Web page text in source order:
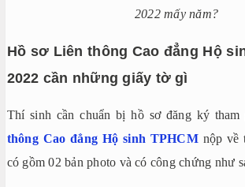
2022 mấy năm?
Hồ sơ Liên thông Cao đẳng Hộ
2022 cần những giấy tờ gì
Thí sinh cần chuẩn bị hồ sơ đăng ký
thông Cao đẳng Hộ sinh TPHCM nộp về
có gồm 02 bản photo và có công chứng như